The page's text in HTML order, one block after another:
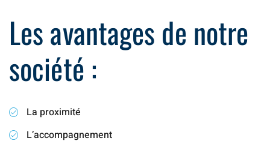
Les avantages de notre
société :
La proximité
L’accompagnement